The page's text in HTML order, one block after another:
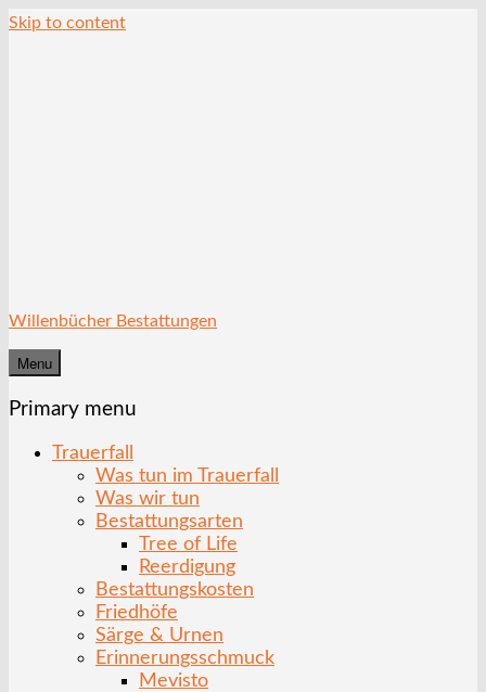
Skip to content
Willenbücher Bestattungen
Menu
Primary menu
Trauerfall
Was tun im Trauerfall
Was wir tun
Bestattungsarten
Tree of Life
Reerdigung
Bestattungskosten
Friedhöfe
Särge & Urnen
Erinnerungsschmuck
Mevisto